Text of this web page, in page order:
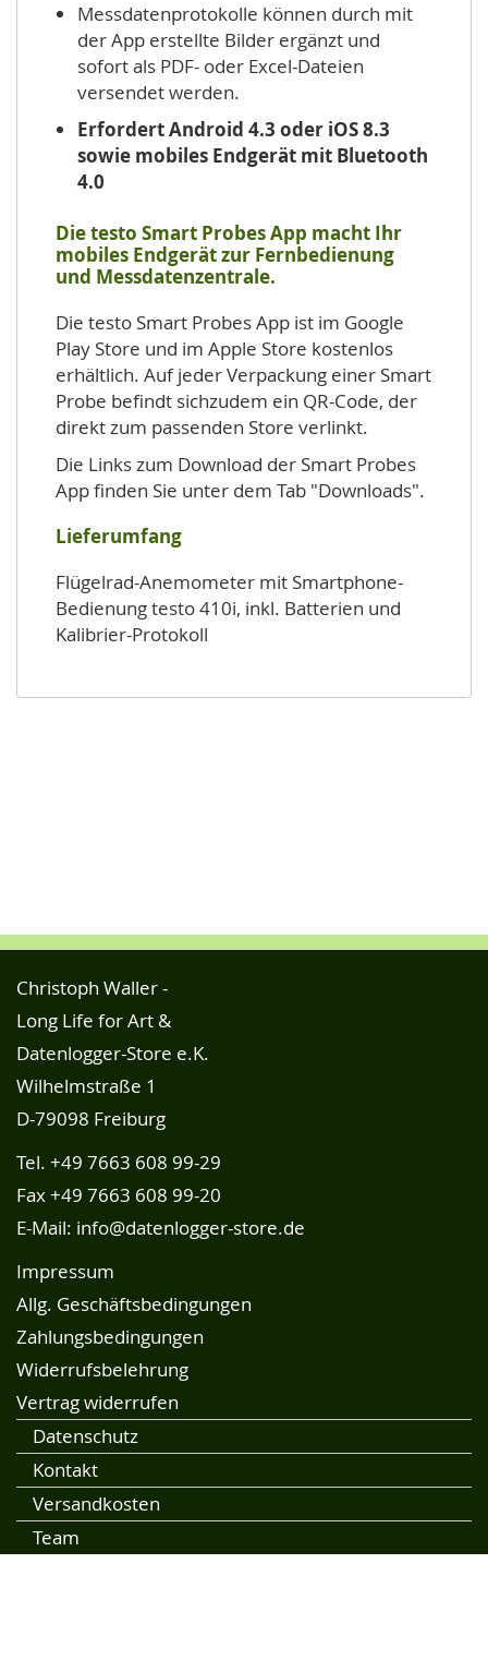
Messdatenprotokolle können durch mit
der App erstellte Bilder ergänzt und
sofort als PDF- oder Excel-Dateien
versendet werden.
Erfordert Android 4.3 oder iOS 8.3
sowie mobiles Endgerät mit Bluetooth
4.0
Die testo Smart Probes App macht Ihr
mobiles Endgerät zur Fernbedienung
und Messdatenzentrale.
Die testo Smart Probes App ist im Google
Play Store und im Apple Store kostenlos
erhältlich. Auf jeder Verpackung einer Smart
Probe befindt sichzudem ein QR-Code, der
direkt zum passenden Store verlinkt.
Die Links zum Download der Smart Probes
App finden Sie unter dem Tab "Downloads".
Lieferumfang
Flügelrad-Anemometer mit Smartphone-
Bedienung testo 410i, inkl. Batterien und
Kalibrier-Protokoll
Christoph Waller -
Long Life for Art &
Datenlogger-Store e.K.
Wilhelmstraße 1
D-79098 Freiburg
Tel. +49 7663 608 99-29
Fax +49 7663 608 99-20
E-Mail: info@datenlogger-store.de
Impressum
Allg. Geschäftsbedingungen
Zahlungsbedingungen
Widerrufsbelehrung
Vertrag widerrufen
Datenschutz
Kontakt
Versandkosten
Team